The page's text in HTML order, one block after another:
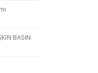
BASIN